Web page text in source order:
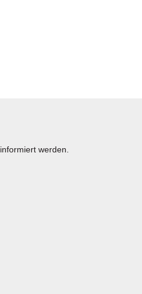
werden.